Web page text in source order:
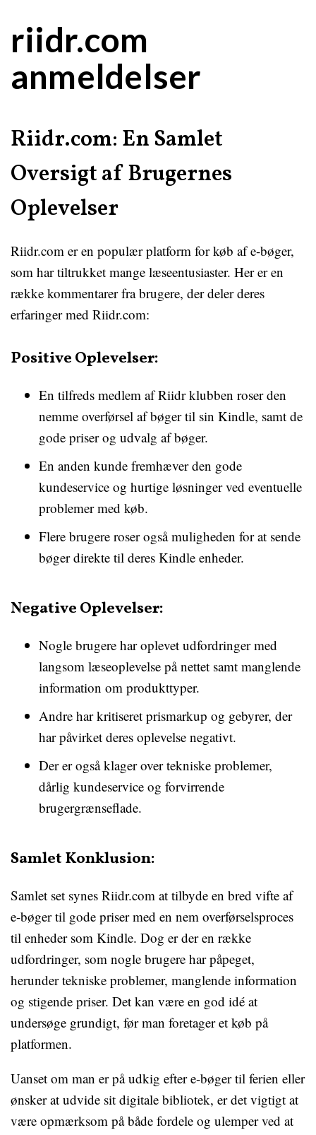
riidr.com
anmeldelser
Riidr.com: En Samlet
Oversigt af Brugernes
Oplevelser
Riidr.com er en populær platform for køb af e-bøger,
som har tiltrukket mange læseentusiaster. Her er en
række kommentarer fra brugere, der deler deres
erfaringer med Riidr.com:
Positive Oplevelser:
En tilfreds medlem af Riidr klubben roser den
nemme overførsel af bøger til sin Kindle, samt de
gode priser og udvalg af bøger.
En anden kunde fremhæver den gode
kundeservice og hurtige løsninger ved eventuelle
problemer med køb.
Flere brugere roser også muligheden for at sende
bøger direkte til deres Kindle enheder.
Negative Oplevelser:
Nogle brugere har oplevet udfordringer med
langsom læseoplevelse på nettet samt manglende
information om produkttyper.
Andre har kritiseret prismarkup og gebyrer, der
har påvirket deres oplevelse negativt.
Der er også klager over tekniske problemer,
dårlig kundeservice og forvirrende
brugergrænseflade.
Samlet Konklusion:
Samlet set synes Riidr.com at tilbyde en bred vifte af
e-bøger til gode priser med en nem overførselsproces
til enheder som Kindle. Dog er der en række
udfordringer, som nogle brugere har påpeget,
herunder tekniske problemer, manglende information
og stigende priser. Det kan være en god idé at
undersøge grundigt, før man foretager et køb på
platformen.
Uanset om man er på udkig efter e-bøger til ferien eller
ønsker at udvide sit digitale bibliotek, er det vigtigt at
være opmærksom på både fordele og ulemper ved at